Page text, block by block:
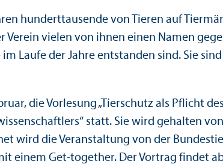
hunderttausende von Tieren auf
vielen von ihnen einen Namen
Laufe der Jahre entstanden sind. Sie
die Vorlesung „Tierschutz als Pflicht
statt. Sie wird gehalten
wird die Veranstaltung von der
einem Get-together. Der Vortrag findet